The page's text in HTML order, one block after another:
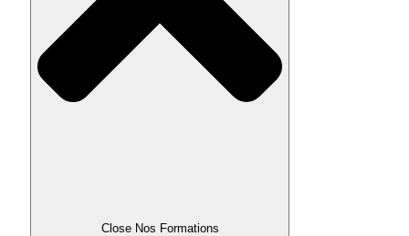
Close Nos Formations